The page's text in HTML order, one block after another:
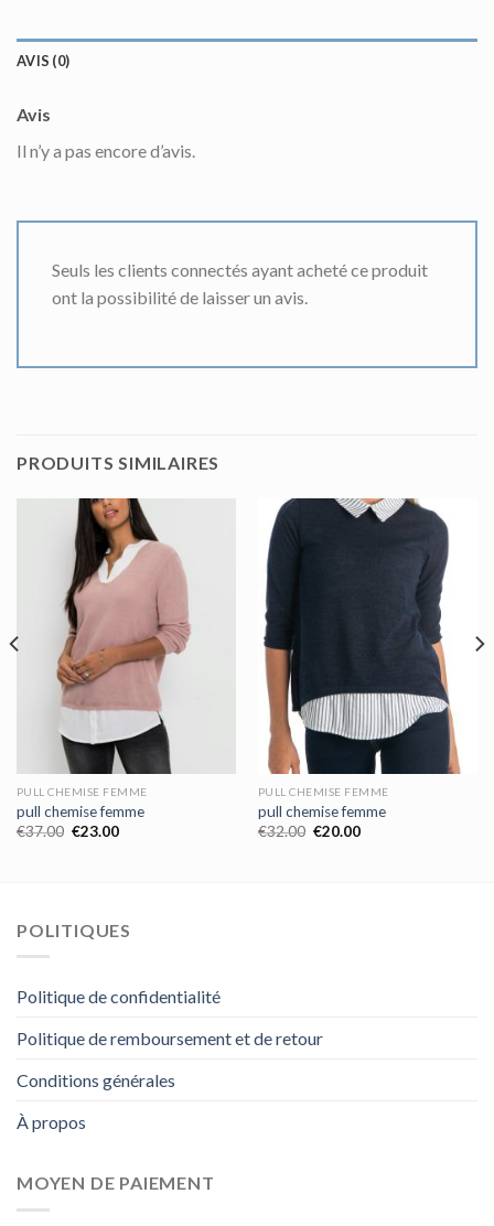
AVIS (0)
Avis
Il n’y a pas encore d’avis.
Seuls les clients connectés ayant acheté ce produit
ont la possibilité de laisser un avis.
PRODUITS SIMILAIRES
PULL CHEMISE FEMME
pull chemise femme
€37.00 €23.00
PULL CHEMISE FEMME
pull chemise femme
€32.00 €20.00
POLITIQUES
Politique de confidentialité
Politique de remboursement et de retour
Conditions générales
À propos
MOYEN DE PAIEMENT